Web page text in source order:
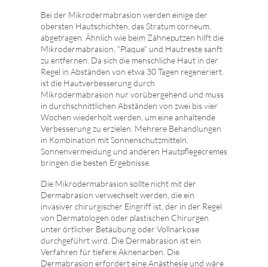
Bei der Mikrodermabrasion werden einige der
obersten Hautschichten, das Stratum corneum,
abgetragen. Ähnlich wie beim Zähneputzen hilft die
Mikrodermabrasion, "Plaque" und Hautreste sanft
zu entfernen. Da sich die menschliche Haut in der
Regel in Abständen von etwa 30 Tagen regeneriert,
ist die Hautverbesserung durch
Mikrodermabrasion nur vorübergehend und muss
in durchschnittlichen Abständen von zwei bis vier
Wochen wiederholt werden, um eine anhaltende
Verbesserung zu erzielen. Mehrere Behandlungen
in Kombination mit Sonnenschutzmitteln,
Sonnenvermeidung und anderen Hautpflegecremes
bringen die besten Ergebnisse.
Die Mikrodermabrasion sollte nicht mit der
Dermabrasion verwechselt werden, die ein
invasiver chirurgischer Eingriff ist, der in der Regel
von Dermatologen oder plastischen Chirurgen
unter örtlicher Betäubung oder Vollnarkose
durchgeführt wird. Die Dermabrasion ist ein
Verfahren für tiefere Aknenarben. Die
Dermabrasion erfordert eine Anästhesie und wäre